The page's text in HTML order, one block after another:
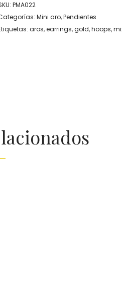
PMA022
Mini aro,Pendientes
aros,earrings,gold,hoops,